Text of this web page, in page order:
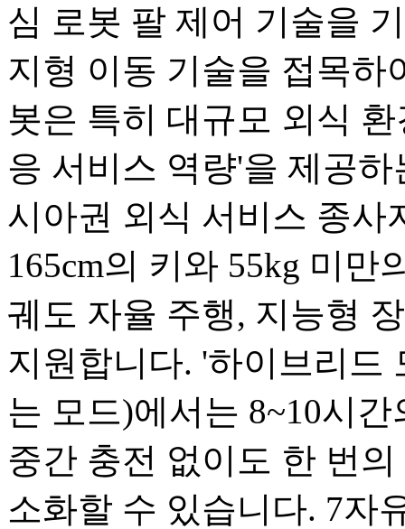
심 로봇 팔 제어 기술을
지형 이동 기술을 접목하
봇은 특히 대규모 외식
응 서비스 역량'을 제공
시아권 외식 서비스 종사
165cm의 키와 55kg 미만
궤도 자율 주행, 지능형
지원합니다. '하이브리드
는 모드)에서는 8~10시
중간 충전 없이도 한 번
소화할 수 있습니다. 7자